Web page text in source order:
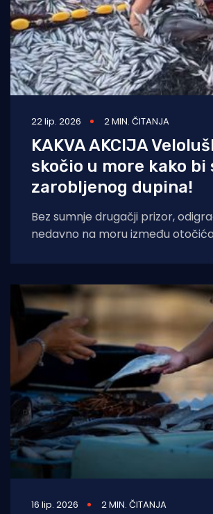
22 lip. 2026 2 MIN. ČITANJA
KAKVA AKCIJA
skočio u more kako bi
zarobljenog dupina!
Bez sumnje drugačji prizor,
nedavno na moru između
16 lip. 2026 2 MIN. ČITANJA